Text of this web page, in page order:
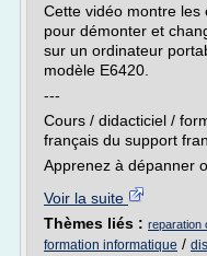
Cette vidéo montre les
pour démonter et
sur un ordinateur
modèle E6420.
---
Cours / didacticiel /
français du support
Apprenez à dépanner
Voir la suite
Thèmes liés : reparation
formation informatique /